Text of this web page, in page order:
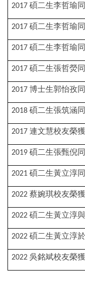
2017 碩二生李哲瑜
2017 碩二生李哲瑜
2017 碩二生李哲瑜
2017 碩二生張哲熒
2017 博士生郭怡孜
2018 碩二生張筑涵
2017 連文慧校友榮
2019 碩二生張甄倪
2021 碩二生黃立淳
2022 蔡婉琪校友榮
2022 碩二生黃立淳
2022 碩二生黃立淳
2022 吳銘斌校友榮